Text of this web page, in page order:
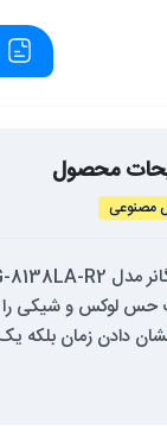
محصول
مصنوعی
و شیکی را
نشان دادن زمان